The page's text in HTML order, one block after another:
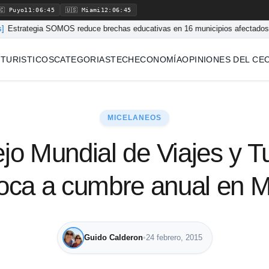
Puyo11:06:46 🇺🇸 Miami 12:06:46
reduce brechas educativas en 16 municipios afectados por el
CATEGORIASTECHECONOMÍAOPINIONES DEL
MICELANEOS
Mundial de Viajes y
a cumbre anual en
Guido Calderon•24 febrero, 2015